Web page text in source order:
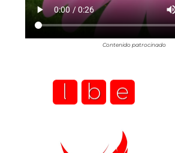
Contenido patrocinado